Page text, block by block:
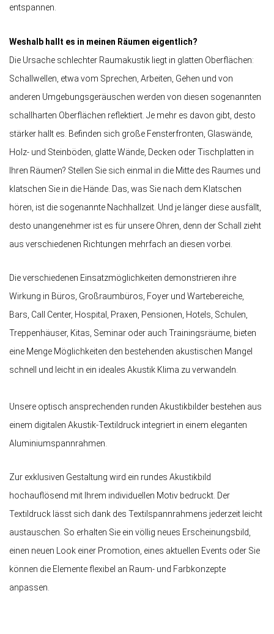
entspannen.
Weshalb hallt es in meinen Räumen eigentlich?
Die Ursache schlechter Raumakustik liegt in glatten Oberflächen:
Schallwellen, etwa vom Sprechen, Arbeiten, Gehen und von
anderen Umgebungsgeräuschen werden von diesen sogenannten
schallharten Oberflächen reflektiert. Je mehr es davon gibt, desto
stärker hallt es. Befinden sich große Fensterfronten, Glaswände,
Holz- und Steinböden, glatte Wände, Decken oder Tischplatten in
Ihren Räumen? Stellen Sie sich einmal in die Mitte des Raumes und
klatschen Sie in die Hände. Das, was Sie nach dem Klatschen
hören, ist die sogenannte Nachhallzeit. Und je länger diese ausfällt,
desto unangenehmer ist es für unsere Ohren, denn der Schall zieht
aus verschiedenen Richtungen mehrfach an diesen vorbei.
Die verschiedenen Einsatzmöglichkeiten demonstrieren ihre
Wirkung in Büros, Großraumbüros, Foyer und Wartebereiche,
Bars, Call Center, Hospital, Praxen, Pensionen, Hotels, Schulen,
Treppenhäuser, Kitas, Seminar oder auch Trainingsräume, bieten
eine Menge Möglichkeiten den bestehenden akustischen Mangel
schnell und leicht in ein ideales Akustik Klima zu verwandeln.
Unsere optisch ansprechenden runden Akustikbilder bestehen aus
einem digitalen Akustik-Textildruck integriert in einem eleganten
Aluminiumspannrahmen.
Zur exklusiven Gestaltung wird ein rundes Akustikbild
hochauflösend mit Ihrem individuellen Motiv bedruckt. Der
Textildruck lässt sich dank des Textilspannrahmens jederzeit leicht
austauschen. So erhalten Sie ein völlig neues Erscheinungsbild,
einen neuen Look einer Promotion, eines aktuellen Events oder Sie
können die Elemente flexibel an Raum- und Farbkonzepte
anpassen.